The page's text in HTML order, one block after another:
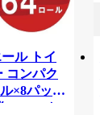
ル トイ
コンパク
×8パック
82.5m ト